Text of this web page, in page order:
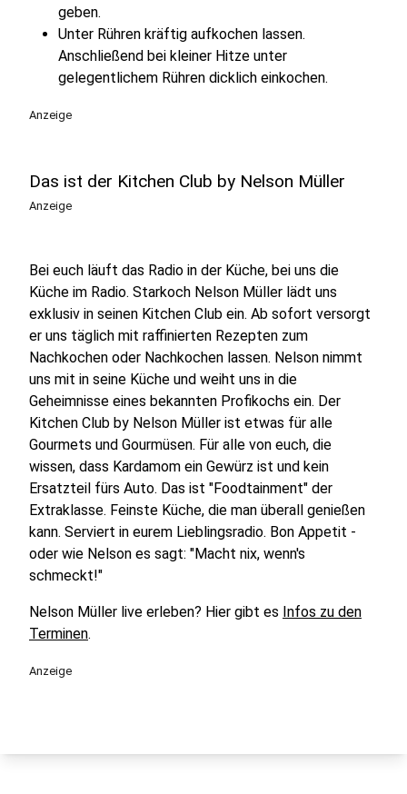
geben.
Unter Rühren kräftig aufkochen lassen.
Anschließend bei kleiner Hitze unter
gelegentlichem Rühren dicklich einkochen.
Anzeige
Das ist der Kitchen Club by Nelson Müller
Anzeige
Bei euch läuft das Radio in der Küche, bei uns die
Küche im Radio. Starkoch Nelson Müller lädt uns
exklusiv in seinen Kitchen Club ein. Ab sofort versorgt
er uns täglich mit raffinierten Rezepten zum
Nachkochen oder Nachkochen lassen. Nelson nimmt
uns mit in seine Küche und weiht uns in die
Geheimnisse eines bekannten Profikochs ein. Der
Kitchen Club by Nelson Müller ist etwas für alle
Gourmets und Gourmüsen. Für alle von euch, die
wissen, dass Kardamom ein Gewürz ist und kein
Ersatzteil fürs Auto. Das ist "Foodtainment" der
Extraklasse. Feinste Küche, die man überall genießen
kann. Serviert in eurem Lieblingsradio. Bon Appetit -
oder wie Nelson es sagt: "Macht nix, wenn's
schmeckt!"
Nelson Müller live erleben? Hier gibt es Infos zu den
Terminen.
Anzeige